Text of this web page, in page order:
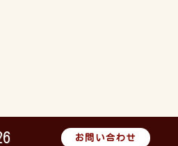
お問い合わせ